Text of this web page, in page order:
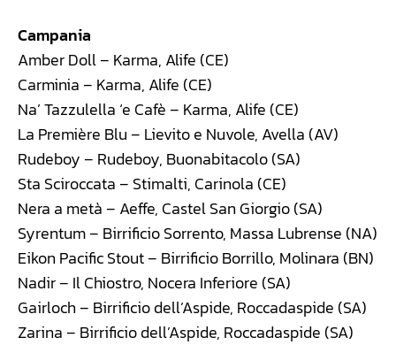
Campania
Amber Doll – Karma, Alife (CE)
Carminia – Karma, Alife (CE)
Na’ Tazzulella ‘e Cafè – Karma, Alife (CE)
La Première Blu – Lievito e Nuvole, Avella (AV)
Rudeboy – Rudeboy, Buonabitacolo (SA)
Sta Sciroccata – Stimalti, Carinola (CE)
Nera a metà – Aeffe, Castel San Giorgio (SA)
Syrentum – Birrificio Sorrento, Massa Lubrense (NA)
Eikon Pacific Stout – Birrificio Borrillo, Molinara (BN)
Nadir – Il Chiostro, Nocera Inferiore (SA)
Gairloch – Birrificio dell’Aspide, Roccadaspide (SA)
Zarina – Birrificio dell’Aspide, Roccadaspide (SA)